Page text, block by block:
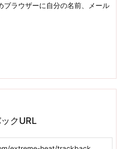
ブラウザーに自分の名前、メール
クURL